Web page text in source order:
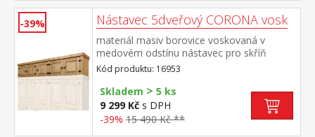
-39% Nástavec 5dveřový CORONA vosk
materiál masiv borovice voskovaná v
medovém odstínu nástavec pro skříň
162819 součást sestavy Corona
Kód produktu: 16953
Skladem > 5 ks
9 299 Kč s DPH
-39% 15 490 Kč **